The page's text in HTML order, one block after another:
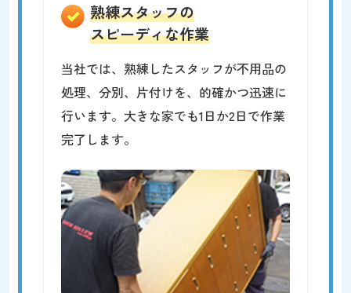
熟練スタッフの
スピーディな作業
当社では、熟練したスタッフが不用品の
処理、分別、片付けを、的確かつ迅速に
行います。大きな家でも1日か2日で作業
完了します。